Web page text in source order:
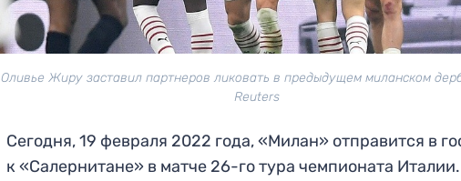
Оливье Жиру заставил партнеров ликовать в предыдущем миланском
Reuters
Сегодня, 19 февраля 2022 года, «Милан» отправится в
к «Салернитане» в матче 26-го тура чемпионата Италии.